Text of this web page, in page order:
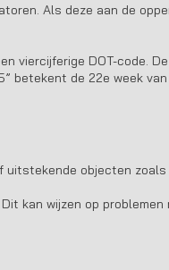
Als deze aan de
viercijferige DOT-code.
betekent de 22e week van
uitstekende objecten zoals
kan wijzen op problemen